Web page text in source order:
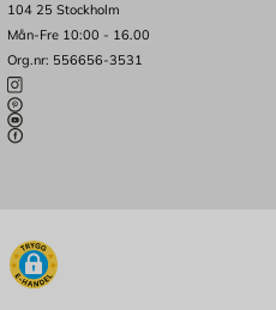
104 25 Stockholm
Mån-Fre 10:00 - 16.00
Org.nr: 556656-3531